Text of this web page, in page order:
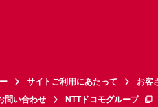
サイトご利用にあたって お客
問い合わせ NTTドコモグループ